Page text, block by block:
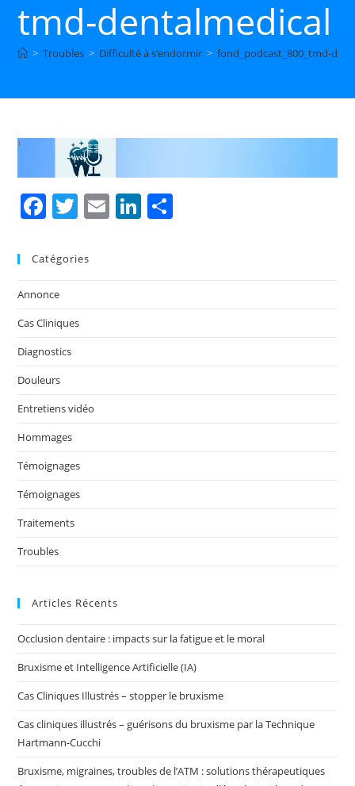
tmd-dentalmedical
> Troubles > Difficulté à s’endormir > fond_podcast_800_tmd-
F
c
b
o
o
k
T
itt
E Li
Catégories
Annonce
Cas Cliniques
Diagnostics
Douleurs
Entretiens vidéo
Hommages
Témoignages
Témoignages
Traitements
Troubles
Articles Récents
Occlusion dentaire : impacts sur la fatigue et le moral
Bruxisme et Intelligence Artificielle (IA)
Cas Cliniques Illustrés – stopper le bruxisme
Cas cliniques illustrés – guérisons du bruxisme par la Technique
Hartmann-Cucchi
Bruxisme, migraines, troubles de l’ATM : solutions thérapeutiques